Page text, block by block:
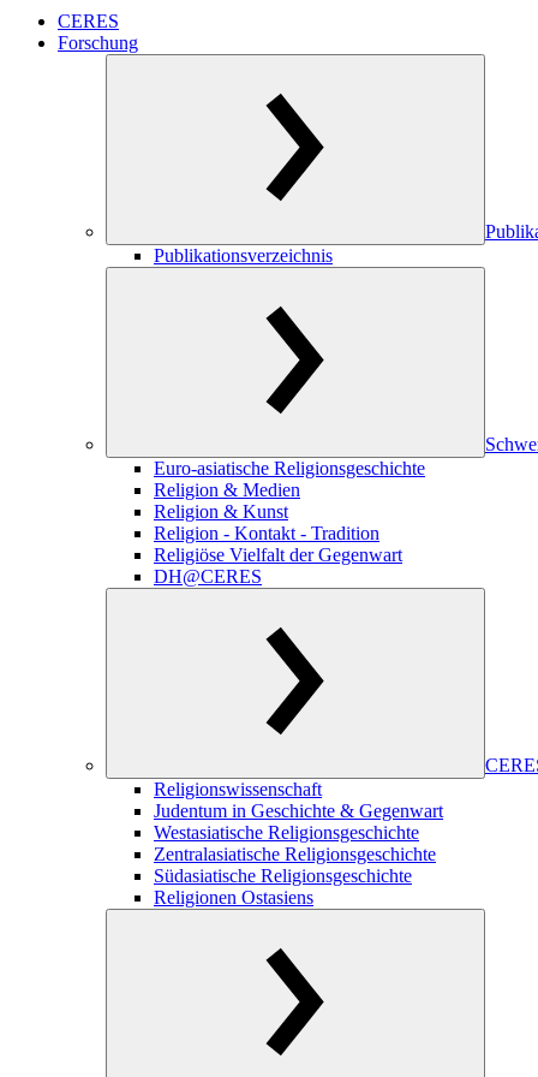
CERES
Forschung
Publikationsverzeichnis
Euro-asiatische Religionsgeschichte
Religion & Medien
Religion & Kunst
Religion - Kontakt - Tradition
Religiöse Vielfalt der Gegenwart
DH@CERES
Religionswissenschaft
Judentum in Geschichte & Gegenwart
Westasiatische Religionsgeschichte
Zentralasiatische Religionsgeschichte
Südasiatische Religionsgeschichte
Religionen Ostasiens